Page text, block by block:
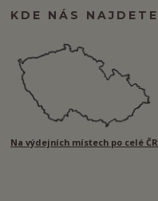
KDE NÁS NAJDETE
Na výdejních místech po celé ČR.